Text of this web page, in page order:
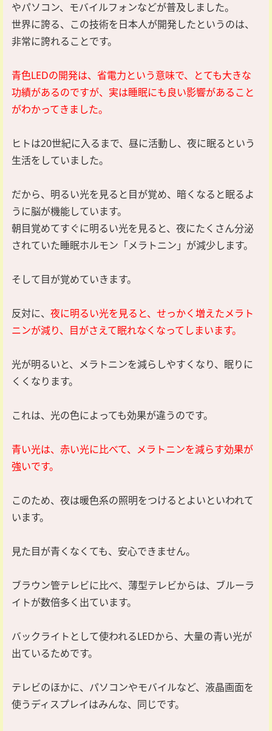
やパソコン、モバイルフォンなどが普及しました。
世界に誇る、この技術を日本人が開発したというのは、
非常に誇れることです。
青色LEDの開発は、省電力という意味で、とても大きな
功績があるのですが、実は睡眠にも良い影響があること
がわかってきました。
ヒトは20世紀に入るまで、昼に活動し、夜に眠るという
生活をしていました。
だから、明るい光を見ると目が覚め、暗くなると眠るよ
うに脳が機能しています。
朝目覚めてすぐに明るい光を見ると、夜にたくさん分泌
されていた睡眠ホルモン「メラトニン」が減少します。
そして目が覚めていきます。
反対に、 夜に明るい光を見ると、せっかく増えたメラト
ニンが減り、目がさえて眠れなくなってしまいます。
光が明るいと、メラトニンを減らしやすくなり、眠りに
くくなります。
これは、光の色によっても効果が違うのです。
青い光は、赤い光に比べて、メラトニンを減らす効果が
強いです。
このため、夜は暖色系の照明をつけるとよいといわれて
います。
見た目が青くなくても、安心できません。
ブラウン管テレビに比べ、薄型テレビからは、ブルーラ
イトが数倍多く出ています。
バックライトとして使われるLEDから、大量の青い光が
出ているためです。
テレビのほかに、パソコンやモバイルなど、液晶画面を
使うディスプレイはみんな、同じです。